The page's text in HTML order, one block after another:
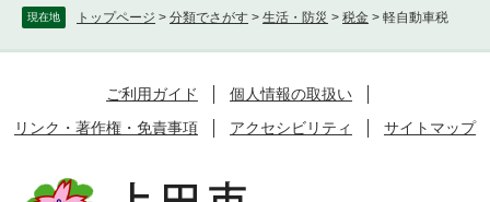
現在地 トップページ > 分類でさがす > 生活・防災 > 税金 > 軽自動車税
ご利用ガイド
個人情報の取扱い
リンク・著作権・免責事項
アクセシビリティ サイトマップ